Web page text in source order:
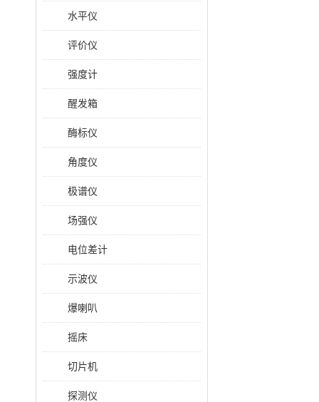
水平仪
评价仪
强度计
醒发箱
酶标仪
角度仪
极谱仪
场强仪
电位差计
示波仪
爆喇叭
摇床
切片机
探测仪